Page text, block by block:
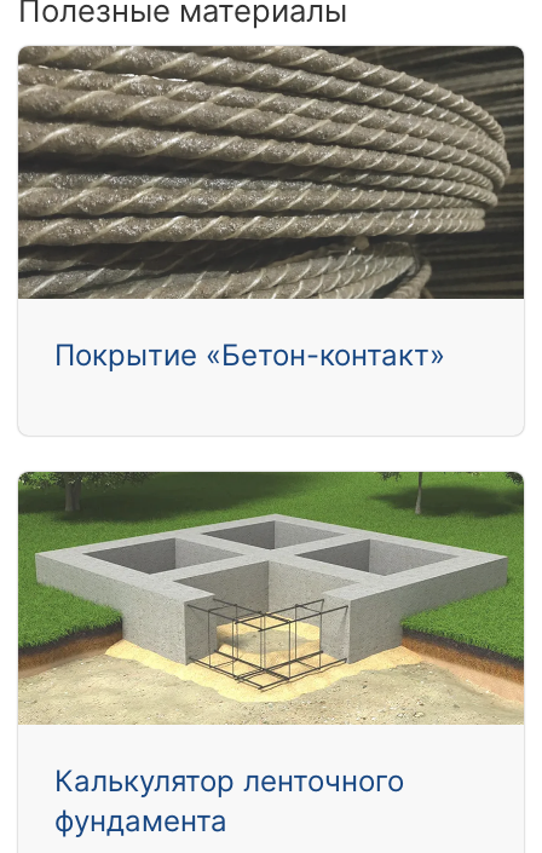
Полезные материалы
Покрытие «Бетон-контакт»
Калькулятор ленточного
фундамента